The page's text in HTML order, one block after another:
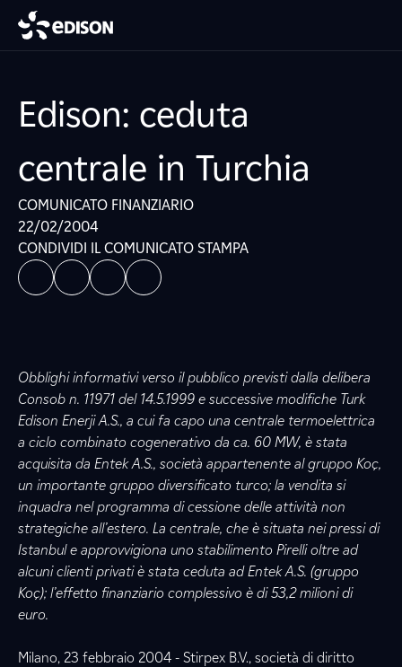
Edison: ceduta
centrale in Turchia
COMUNICATO FINANZIARIO
22/02/2004
CONDIVIDI IL COMUNICATO STAMPA
Obblighi informativi verso il pubblico previsti dalla delibera
Consob n. 11971 del 14.5.1999 e successive modifiche Turk
Edison Enerji A.S., a cui fa capo una centrale termoelettrica
a ciclo combinato cogenerativo da ca. 60 MW, è stata
acquisita da Entek A.S., società appartenente al gruppo Koç,
un importante gruppo diversificato turco; la vendita si
inquadra nel programma di cessione delle attività non
strategiche all’estero. La centrale, che è situata nei pressi di
Istanbul e approvvigiona uno stabilimento Pirelli oltre ad
alcuni clienti privati è stata ceduta ad Entek A.S. (gruppo
Koç); l’effetto finanziario complessivo è di 53,2 milioni di
euro.
Milano, 23 febbraio 2004 - Stirpex B.V., società di diritto